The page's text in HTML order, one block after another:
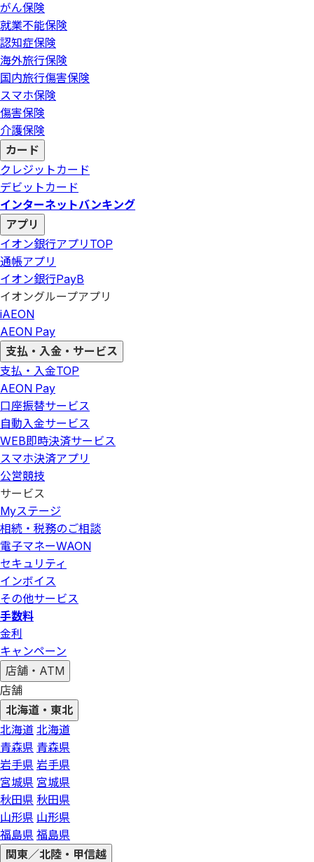
がん保険
就業不能保険
認知症保険
海外旅行保険
国内旅行傷害保険
スマホ保険
傷害保険
介護保険
カード
クレジットカード
デビットカード
インターネットバンキング
アプリ
イオン銀行アプリ TOP
通帳アプリ
イオン銀行PayB
イオングループアプリ
iAEON
AEON Pay
支払・入金・サービス
支払・入金TOP
AEON Pay
口座振替サービス
自動入金サービス
WEB即時決済サービス
スマホ決済アプリ
公営競技
サービス
Myステージ
相続・税務のご相談
電子マネーWAON
セキュリティ
インボイス
その他サービス
手数料
金利
キャンペーン
店舗・ATM
店舗
北海道・東北
北海道 北海道
青森県 青森県
岩手県 岩手県
宮城県 宮城県
秋田県 秋田県
山形県 山形県
福島県 福島県
関東／北陸・甲信越